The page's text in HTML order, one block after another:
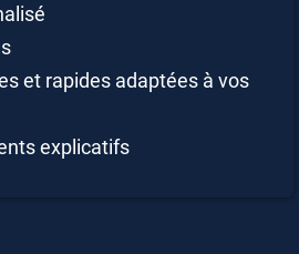
et rapides adaptées à vos
explicatifs